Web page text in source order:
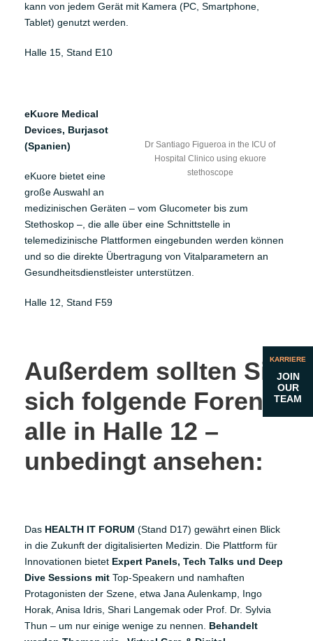
kann von jedem Gerät mit Kamera (PC, Smartphone,
Tablet) genutzt werden.
Halle 15, Stand E10
Dr Santiago Figueroa in the ICU of
Hospital Clinico using ekuore
stethoscope
eKuore Medical
Devices, Burjasot
(Spanien)
eKuore bietet eine
große Auswahl an
medizinischen Geräten – vom Glucometer bis zum
Stethoskop –, die alle über eine Schnittstelle in
telemedizinische Plattformen eingebunden werden können
und so die direkte Übertragung von Vitalparametern an
Gesundheitsdienstleister unterstützen.
Halle 12, Stand F59
Außerdem sollten Sie
sich folgende Foren –
alle in Halle 12 –
unbedingt ansehen:
Das HEALTH IT FORUM (Stand D17) gewährt einen Blick
in die Zukunft der digitalisierten Medizin. Die Plattform für
Innovationen bietet Expert Panels, Tech Talks und Deep
Dive Sessions mit Top-Speakern und namhaften
Protagonisten der Szene, etwa Jana Aulenkamp, Ingo
Horak, Anisa Idris, Shari Langemak oder Prof. Dr. Sylvia
Thun – um nur einige wenige zu nennen. Behandelt
KARRIERE
JOIN
OUR
TEAM